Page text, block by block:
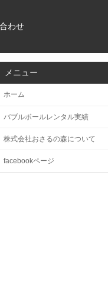
わせ
メニュー
ホーム
バブルボールレンタル実績
株式会社おさるの森について
facebookページ